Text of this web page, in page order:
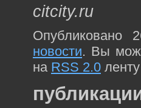
citcity.ru
Опубликовано
новости. Вы
на RSS 2.0